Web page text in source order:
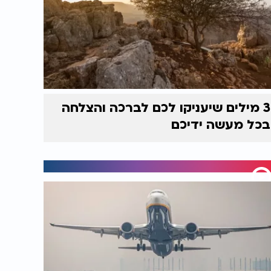
3 מילים שיעניקו לכם לברכה והצלחה
בכל מעשה ידיכם